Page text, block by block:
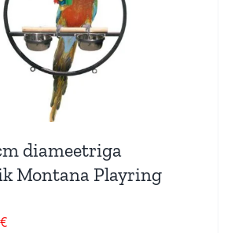
diameetriga
Montana Playring
€Current